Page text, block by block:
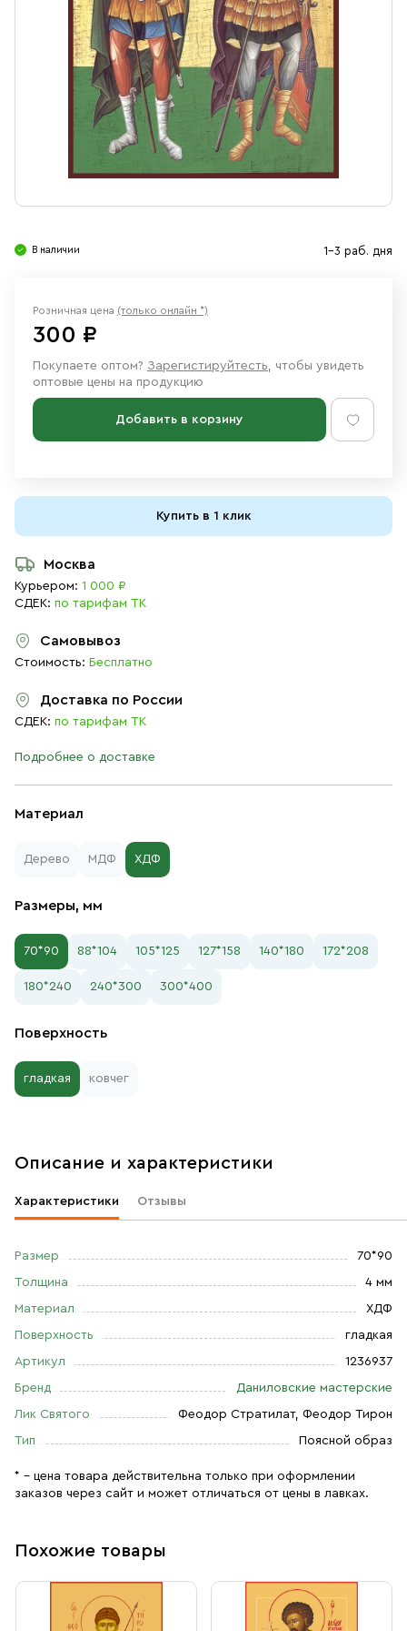
Ювелирные изделия
В наличии 1-3 раб. дня
Материал
Дерево МДФ ХДФ
Размеры, мм
70*90 88*104 105*125 127*158 140*180 172*208
180*240 240*300 300*400
Поверхность
гладкая ковчег
Розничная цена (только онлайн *)
300 ₽
Покупаете оптом? Зарегистируйтесть, чтобы увидеть
оптовые цены на продукцию
Добавить в корзину
Купить в 1 клик
Москва
Курьером: 1 000 ₽
СДЕК: по тарифам ТК
Самовывоз
Стоимость: Бесплатно
Доставка по России
СДЕК: по тарифам ТК
Подробнее о доставке
Описание и характеристики
Характеристики Отзывы
Размер 70*90
Толщина 4 мм
Материал ХДФ
Поверхность гладкая
Артикул 1236937
Бренд Даниловские мастерские
Лик Святого Феодор Стратилат, Феодор Тирон
Тип Поясной образ
* – цена товара действительна только при оформлении
заказов через сайт и может отличаться от цены в лавках.
Похожие товары